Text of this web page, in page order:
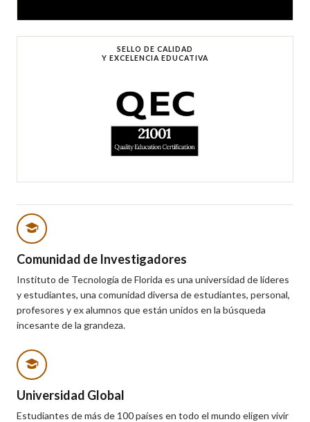
SELLO DE CALIDAD
Y EXCELENCIA EDUCATIVA
Comunidad de Investigadores
Instituto de Tecnología de Florida es una universidad de líderes
y estudiantes, una comunidad diversa de estudiantes, personal,
profesores y ex alumnos que están unidos en la búsqueda
incesante de la grandeza.
Universidad Global
Estudiantes de más de 100 países en todo el mundo eligen vivir